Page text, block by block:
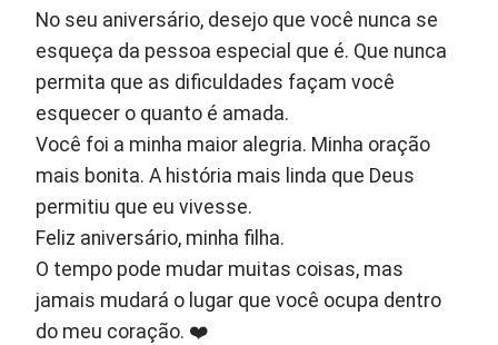
No seu aniversário, desejo que você nunca se
esqueça da pessoa especial que é. Que nunca
permita que as dificuldades façam você
esquecer o quanto é amada.
Você foi a minha maior alegria. Minha oração
mais bonita. A história mais linda que Deus
permitiu que eu vivesse.
Feliz aniversário, minha filha.
O tempo pode mudar muitas coisas, mas
jamais mudará o lugar que você ocupa dentro
do meu coração. ❤️